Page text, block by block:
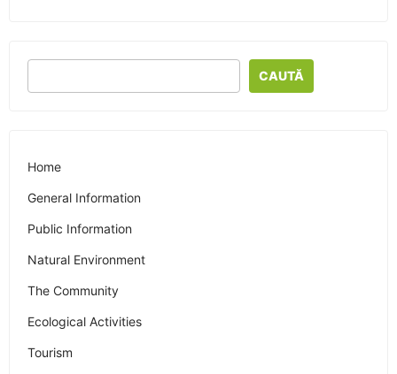
CAUTĂ
Home
General Information
Public Information
Natural Environment
The Community
Ecological Activities
Tourism